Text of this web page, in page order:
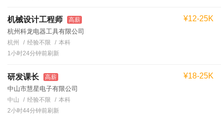
机械设计工程师 高薪
杭州科龙电器工具有限公司
¥12-25K
杭州 经验不限
本科
1小时24分钟前刷新
研发课长 高薪
中山市慧星电子有限公司
¥18-25K
中山 经验不限
本科
2小时44分钟前刷新